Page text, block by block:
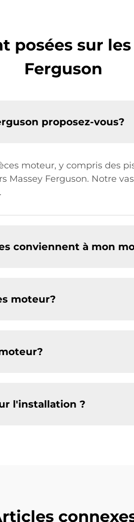
posées sur
Ferguson
proposez-vous?
moteur, y compris des
Massey Ferguson. Notre
conviennent à mon
moteur?
l'installation ?